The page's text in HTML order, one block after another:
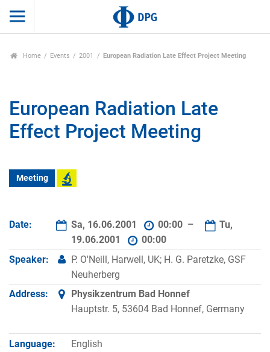
Home Events 2001 European Radiation Late Effect Project Meeting
European Radiation Late
Effect Project Meeting
Meeting
Date: Sa, 16.06.2001 00:00 –
Tu,
19.06.2001
00:00
Speaker:
P. O'Neill, Harwell, UK; H. G. Paretzke, GSF
Neuherberg
Address:
Physikzentrum Bad Honnef
Hauptstr. 5, 53604 Bad Honnef, Germany
Language:
English